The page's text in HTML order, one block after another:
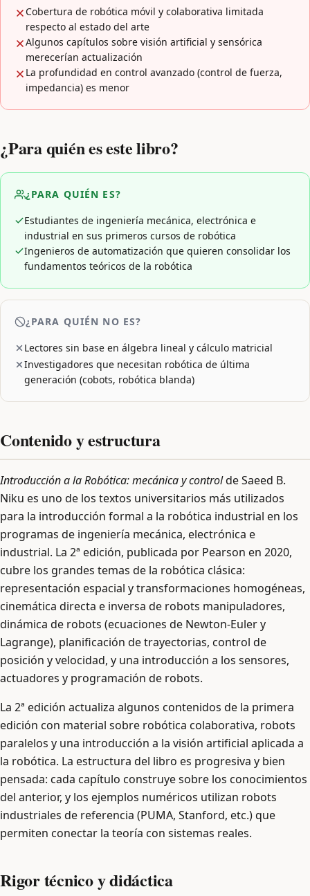
Cobertura de robótica móvil y colaborativa limitada
respecto al estado del arte
Algunos capítulos sobre visión artificial y sensórica
merecerían actualización
La profundidad en control avanzado (control de fuerza,
impedancia) es menor
¿Para quién es este libro?
¿PARA QUIÉN ES?
Estudiantes de ingeniería mecánica, electrónica e
industrial en sus primeros cursos de robótica
Ingenieros de automatización que quieren consolidar los
fundamentos teóricos de la robótica
¿PARA QUIÉN NO ES?
Lectores sin base en álgebra lineal y cálculo matricial
Investigadores que necesitan robótica de última
generación (cobots, robótica blanda)
Contenido y estructura
Introducción a la Robótica: mecánica y controlde Saeed B.
Niku es uno de los textos universitarios más utilizados
para la introducción formal a la robótica industrial en los
programas de ingeniería mecánica, electrónica e
industrial. La 2ª edición, publicada por Pearson en 2020,
cubre los grandes temas de la robótica clásica:
representación espacial y transformaciones homogéneas,
cinemática directa e inversa de robots manipuladores,
dinámica de robots (ecuaciones de Newton-Euler y
Lagrange), planificación de trayectorias, control de
posición y velocidad, y una introducción a los sensores,
actuadores y programación de robots.
La 2ª edición actualiza algunos contenidos de la primera
edición con material sobre robótica colaborativa, robots
paralelos y una introducción a la visión artificial aplicada a
la robótica. La estructura del libro es progresiva y bien
pensada: cada capítulo construye sobre los conocimientos
del anterior, y los ejemplos numéricos utilizan robots
industriales de referencia (PUMA, Stanford, etc.) que
permiten conectar la teoría con sistemas reales.
Rigor técnico y didáctica